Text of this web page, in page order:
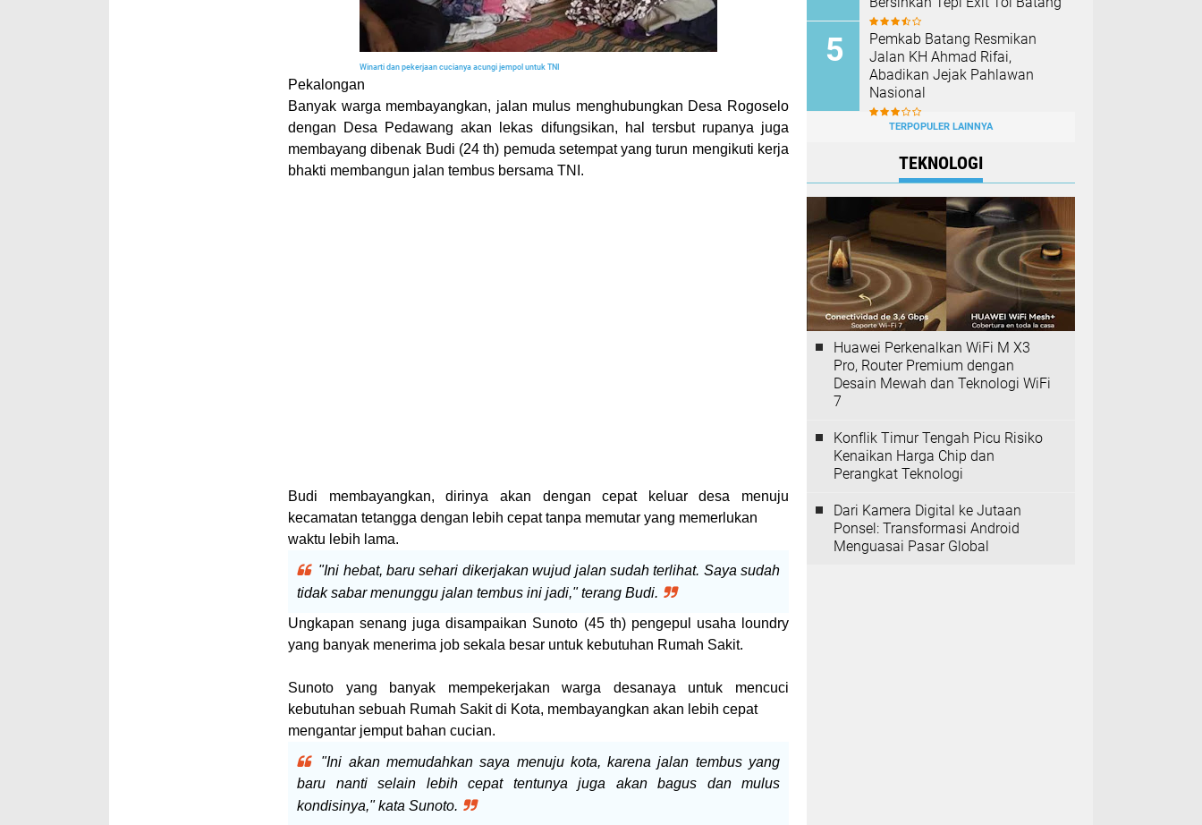
Winarti dan pekerjaan cucianya acungi jempol untuk TNI
Pekalongan
Banyak warga membayangkan, jalan mulus menghubungkan Desa Rogoselo
dengan Desa Pedawang akan lekas difungsikan, hal tersbut rupanya juga
membayang dibenak Budi (24 th) pemuda setempat yang turun mengikuti kerja
bhakti membangun jalan tembus bersama TNI.
Budi membayangkan, dirinya akan dengan cepat keluar desa menuju
kecamatan tetangga dengan lebih cepat tanpa memutar yang memerlukan
waktu lebih lama.
"Ini hebat, baru sehari dikerjakan wujud jalan sudah terlihat. Saya sudah
tidak sabar menunggu jalan tembus ini jadi," terang Budi.
Ungkapan senang juga disampaikan Sunoto (45 th) pengepul usaha loundry
yang banyak menerima job sekala besar untuk kebutuhan Rumah Sakit.
Sunoto yang banyak mempekerjakan warga desanaya untuk mencuci
kebutuhan sebuah Rumah Sakit di Kota, membayangkan akan lebih cepat
mengantar jemput bahan cucian.
"Ini akan memudahkan saya menuju kota, karena jalan tembus yang
baru nanti selain lebih cepat tentunya juga akan bagus dan mulus
kondisinya," kata Sunoto.
Pemkab Batang Resmikan
Jalan KH Ahmad Rifai,
Abadikan Jejak Pahlawan
Nasional
TERPOPULER LAINNYA
TEKNOLOGI
Huawei Perkenalkan WiFi M X3
Pro, Router Premium dengan
Desain Mewah dan Teknologi WiFi
7
Konflik Timur Tengah Picu Risiko
Kenaikan Harga Chip dan
Perangkat Teknologi
Dari Kamera Digital ke Jutaan
Ponsel: Transformasi Android
Menguasai Pasar Global